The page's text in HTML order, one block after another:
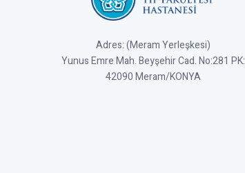
Adres: (Meram Yerleşkesi)
Yunus Emre Mah. Beyşehir Cad. No:281 PK:
42090 Meram/KONYA